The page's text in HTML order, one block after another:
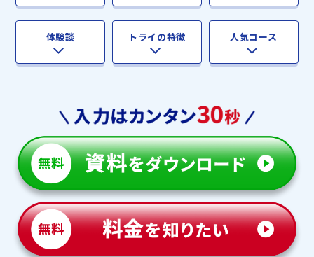
体験談 トライの特徴 人気コース